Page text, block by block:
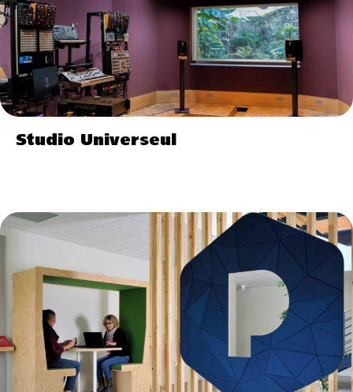
Studio Universeul